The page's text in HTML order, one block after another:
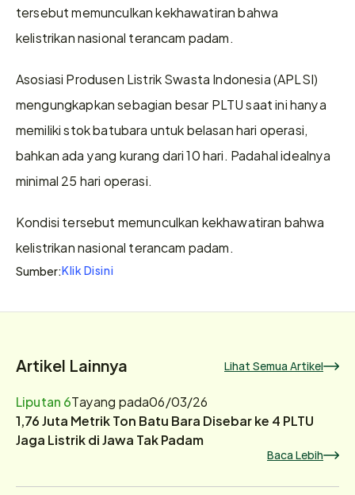
tersebut memunculkan kekhawatiran bahwa
kelistrikan nasional terancam padam.
Asosiasi Produsen Listrik Swasta Indonesia (APLSI)
mengungkapkan sebagian besar PLTU saat ini hanya
memiliki stok batubara untuk belasan hari operasi,
bahkan ada yang kurang dari 10 hari. Padahal idealnya
minimal 25 hari operasi.
Kondisi tersebut memunculkan kekhawatiran bahwa
kelistrikan nasional terancam padam.
Sumber:Klik Disini
Artikel Lainnya Lihat Semua Artikel
Liputan 6Tayang pada06/03/26
1,76 Juta Metrik Ton Batu Bara Disebar ke 4 PLTU
Jaga Listrik di Jawa Tak Padam
Baca Lebih